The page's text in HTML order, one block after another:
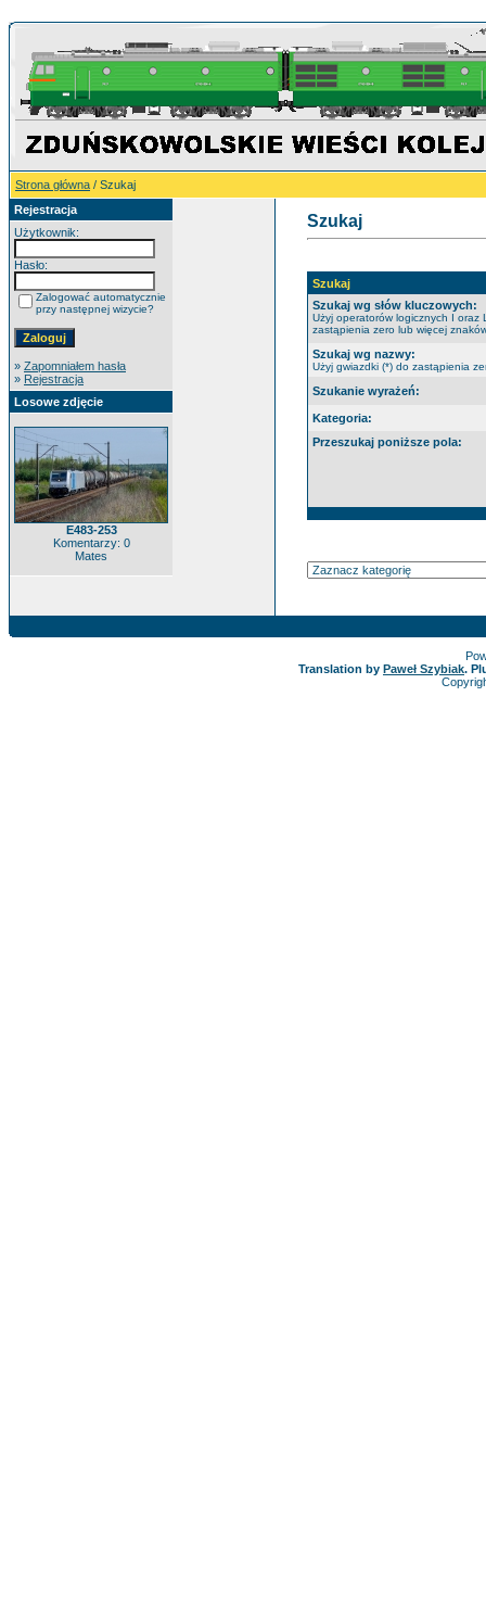
Strona główna / Szukaj
Rejestracja
Użytkownik:
Hasło:
Zalogować automatycznie
przy następnej wizycie?
» Zapomniałem hasła
» Rejestracja
Losowe zdjęcie
E483-253
Komentarzy: 0
Mates
Szukaj
Szukaj
Szukaj wg słów kluczowych:
Użyj operatorów logicznych I oraz
zastąpienia zero lub więcej
Szukaj wg nazwy:
Użyj gwiazdki (*) do zastąpienia
Szukanie wyrażeń:
Kategoria:
Przeszukaj poniższe pola:
Translation by Paweł Szybiak.